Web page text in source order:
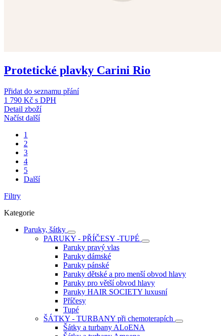
Protetické plavky Carini Rio
Přidat do seznamu přání
1 790 Kč s DPH
Detail zboží
Načíst další
1
2
3
4
5
Další
Filtry
Kategorie
Paruky, šátky
PARUKY - PŘÍČESY -TUPÉ
Paruky pravý vlas
Paruky dámské
Paruky pánské
Paruky dětské a pro menší obvod hlavy
Paruky pro větší obvod hlavy
Paruky HAIR SOCIETY luxusní
Příčesy
Tupé
ŠÁTKY - TURBANY při chemoterapích
Šátky a turbany ALoENA